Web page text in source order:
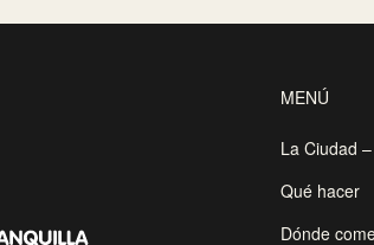
MENÚ
La Ciudad
Qué hacer
Dónde